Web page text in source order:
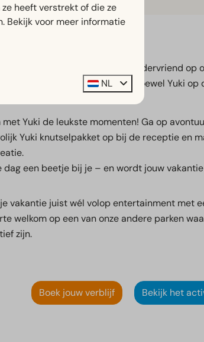
ontmoet? Hij is de allerbeste kindervriend op
en nieuwe vriendjes. Hoewel Yuki
met Yuki de leukste momenten! Ga op
Yuki knutselpakket op bij de receptie en
dag een beetje bij je – en wordt jouw
vakantie juist wél volop entertainment met
welkom op een van onze andere parken
zijn.
Boek jouw verblijf Bekijk het
heeft verstrekt of die ze
Bekijk voor meer informatie
NL